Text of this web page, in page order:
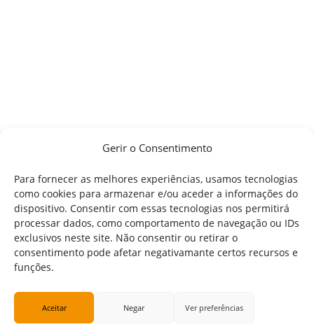
Gerir o Consentimento
Para fornecer as melhores experiências, usamos tecnologias
como cookies para armazenar e/ou aceder a informações do
dispositivo. Consentir com essas tecnologias nos permitirá
processar dados, como comportamento de navegação ou IDs
exclusivos neste site. Não consentir ou retirar o
consentimento pode afetar negativamante certos recursos e
funções.
Aceitar Negar Ver preferências